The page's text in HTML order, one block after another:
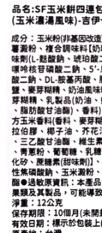
請求用戶進行身份認證
５．嚴禁一人註冊多個
恩沛科技股份有限公司